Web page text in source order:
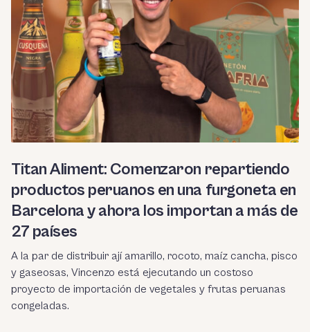
Titan Aliment: Comenzaron repartiendo
productos peruanos en una furgoneta en
Barcelona y ahora los importan a más de
27 países
A la par de distribuir ají amarillo, rocoto, maíz cancha, pisco
y gaseosas, Vincenzo está ejecutando un costoso
proyecto de importación de vegetales y frutas peruanas
congeladas.